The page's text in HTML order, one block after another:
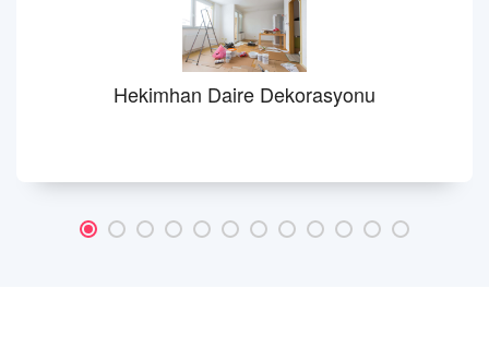
Hekimhan Daire Dekorasyonu